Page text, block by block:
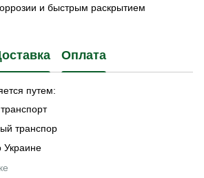
и быстрым раскрытием
Оплата
путем:
транспор
Украине